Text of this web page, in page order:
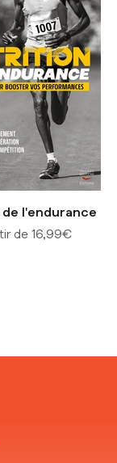
l'endurance
vente
de 16,99€